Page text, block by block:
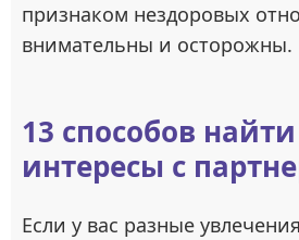
признаком нездоровых
внимательны и осторожны.
13 способов
интересы с
Если у вас разные